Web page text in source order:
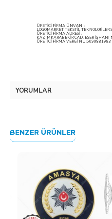
ÜRETİCİ FİRMA ÜNVANI:
LOGOMARKET TEKSTİL TEKNOLOJİLER
ÜRETİCİ FİRMA ADRESİ :
KAZIMKARABEKİR CAD. ESER
ÜRETİCİ FİRMA VERGİ NU:6090881983
YORUMLAR
BENZER ÜRÜNLER